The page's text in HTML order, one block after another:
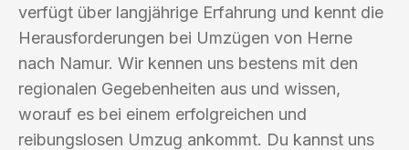
verfügt über langjährige Erfahrung und kennt die
Herausforderungen bei Umzügen von Herne
nach Namur. Wir kennen uns bestens mit den
regionalen Gegebenheiten aus und wissen,
worauf es bei einem erfolgreichen und
reibungslosen Umzug ankommt. Du kannst uns